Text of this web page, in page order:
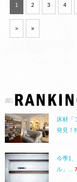
1 2 3 4
> »
床材「
発見！
今季1
ル」...